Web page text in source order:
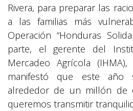
Rivera, para preparar las
a las familias más
Operación “Honduras
parte, el gerente del
Mercadeo Agrícola
manifestó que este año
alrededor de un millón de
queremos transmitir